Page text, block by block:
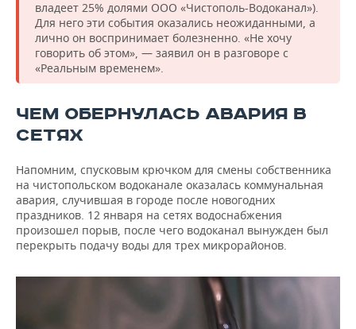
владеет 25% долями ООО «Чистополь-Водоканал»).
Для него эти события оказались неожиданными, а
лично он воспринимает болезненно. «Не хочу
говорить об этом», — заявил он в разговоре с
«Реальным временем».
ЧЕМ ОБЕРНУЛАСЬ АВАРИЯ В
СЕТЯХ
Напомним, спусковым крючком для смены собственника
на чистопольском водоканале оказалась коммунальная
авария, случившая в городе после новогодних
праздников. 12 января на сетях водоснабжения
произошел порыв, после чего водоканал вынужден был
перекрыть подачу воды для трех микрорайонов.